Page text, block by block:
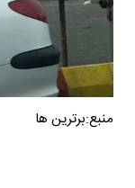
منبع:برترین ها